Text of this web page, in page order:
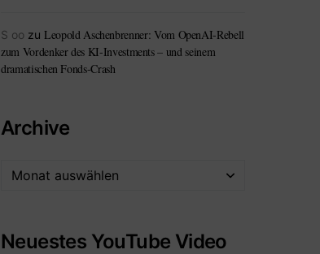
S oo zu Leopold Aschenbrenner: Vom OpenAI-Rebell
zum Vordenker des KI-Investments – und seinem
dramatischen Fonds-Crash
Archive
Neuestes YouTube Video